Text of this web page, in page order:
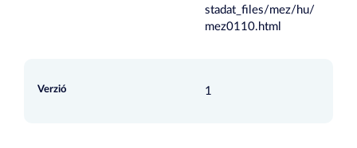
stadat_files/mez/hu/
mez0110.html
Verzió 1